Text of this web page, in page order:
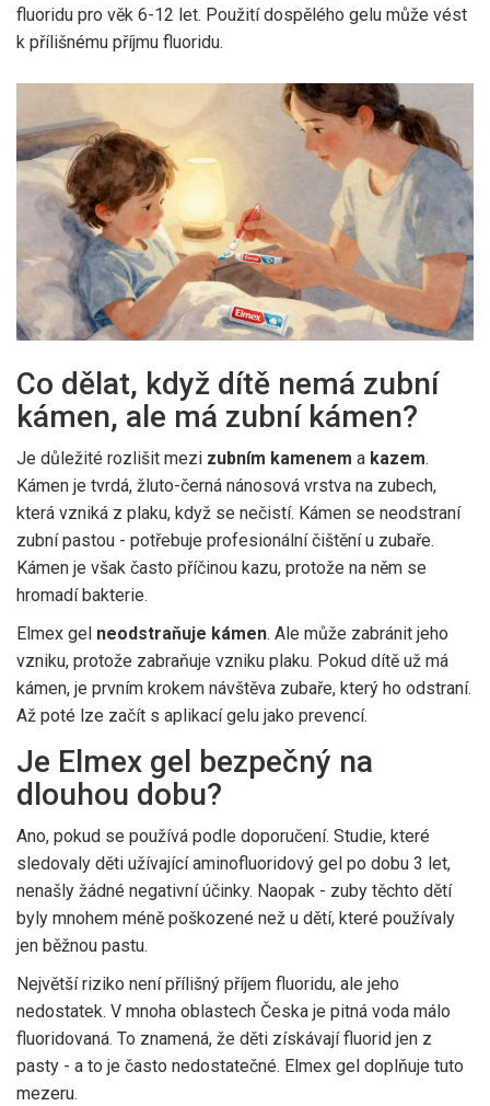
fluoridu pro věk 6-12 let. Použití dospělého gelu může vést
k přílišnému příjmu fluoridu.
Co dělat, když dítě nemá zubní
kámen, ale má zubní kámen?
Je důležité rozlišit mezi zubním kamenem a kazem.
Kámen je tvrdá, žluto-černá nánosová vrstva na zubech,
která vzniká z plaku, když se nečistí. Kámen se neodstraní
zubní pastou - potřebuje profesionální čištění u zubaře.
Kámen je však často příčinou kazu, protože na něm se
hromadí bakterie.
Elmex gel neodstraňuje kámen. Ale může zabránit jeho
vzniku, protože zabraňuje vzniku plaku. Pokud dítě už má
kámen, je prvním krokem návštěva zubaře, který ho odstraní.
Až poté lze začít s aplikací gelu jako prevencí.
Je Elmex gel bezpečný na
dlouhou dobu?
Ano, pokud se používá podle doporučení. Studie, které
sledovaly děti užívající aminofluoridový gel po dobu 3 let,
nenašly žádné negativní účinky. Naopak - zuby těchto dětí
byly mnohem méně poškozené než u dětí, které používaly
jen běžnou pastu.
Největší riziko není přílišný příjem fluoridu, ale jeho
nedostatek. V mnoha oblastech Česka je pitná voda málo
fluoridovaná. To znamená, že děti získávají fluorid jen z
pasty - a to je často nedostatečné. Elmex gel doplňuje tuto
mezeru.